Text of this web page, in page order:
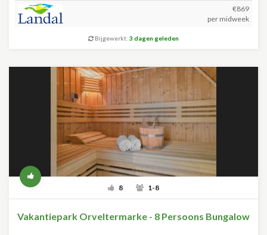
€869
per midweek
Bijgewerkt: 3 dagen geleden
8 1-8
Vakantiepark Orveltermarke - 8 Persoons Bungalow